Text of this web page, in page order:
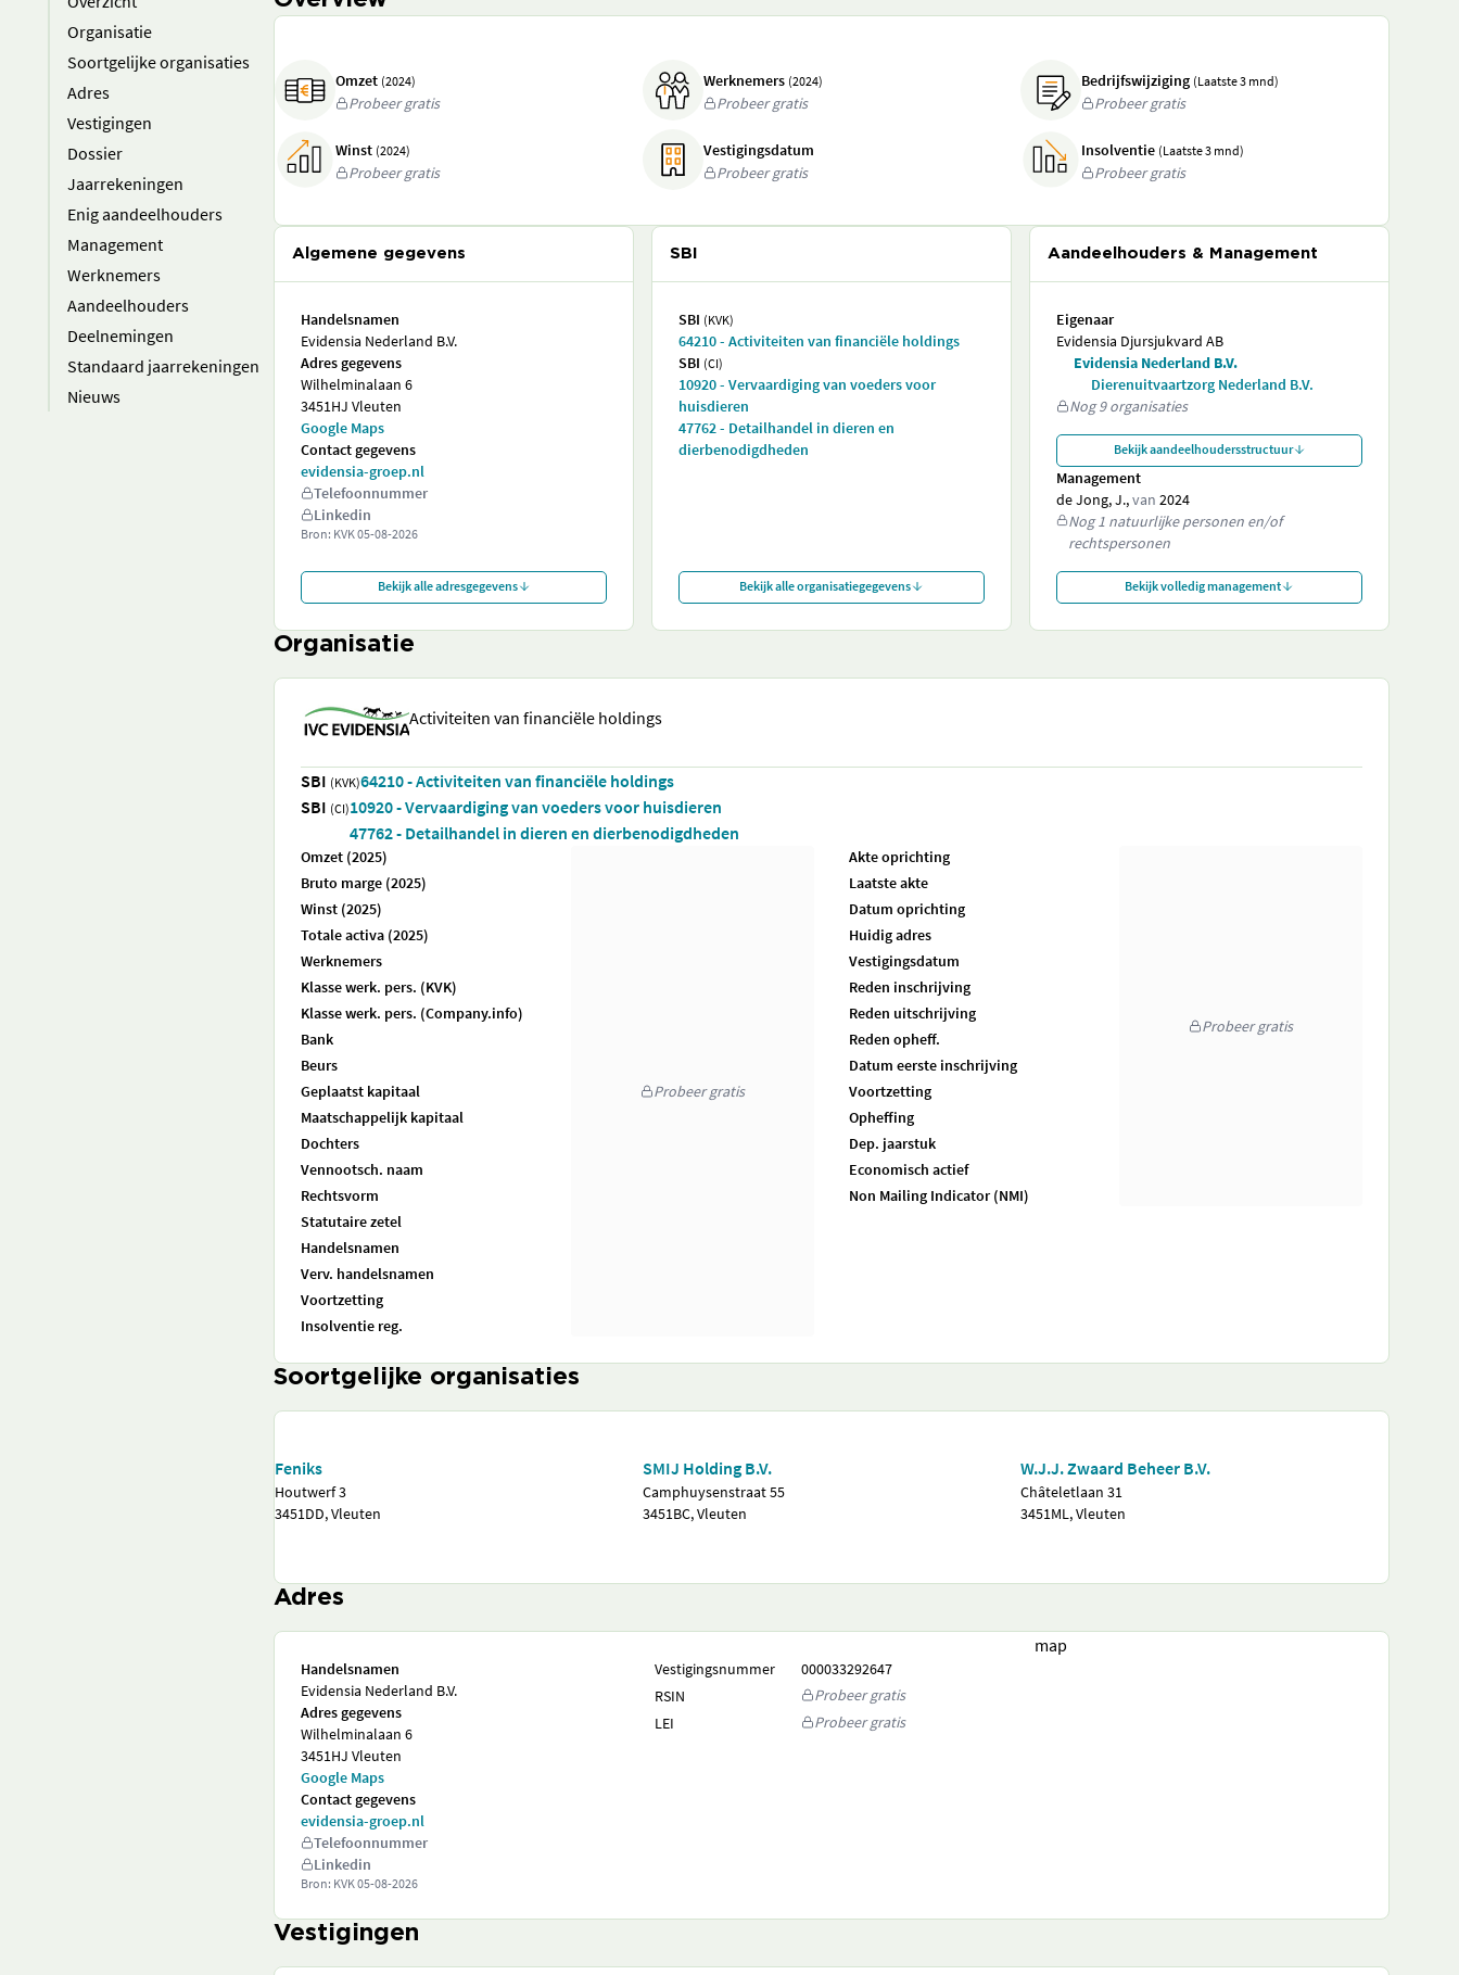
Organisatie
Soortgelijke organisaties
Adres
Vestigingen
Dossier
Jaarrekeningen
Enig aandeelhouders
Management
Werknemers
Aandeelhouders
Deelnemingen
Standaard jaarrekeningen
Nieuws
Omzet (2024)
Probeer gratis
Werknemers (2024)
Probeer gratis
Bedrijfswijziging (Laatste 3 mnd)
Probeer gratis
Winst (2024)
Probeer gratis
Vestigingsdatum
Probeer gratis
Insolventie (Laatste 3 mnd)
Probeer gratis
Algemene gegevens
Handelsnamen
Evidensia Nederland B.V.
Adres gegevens
Wilhelminalaan 6
3451HJ Vleuten
Google Maps
Contact gegevens
evidensia-groep.nl
Telefoonnummer
Linkedin
Bron: KVK05-08-2026
Bekijk alle adresgegevens
SBI
SBI (KVK)
64210 - Activiteiten van financiële holdings
SBI (CI)
10920 - Vervaardiging van voeders voor
huisdieren
47762 - Detailhandel in dieren en
dierbenodigdheden
Bekijk alle organisatiegegevens
Aandeelhouders & Management
Eigenaar
Evidensia Djursjukvard AB
Evidensia Nederland B.V.
Dierenuitvaartzorg Nederland B.V.
Nog 9 organisaties
Bekijk aandeelhoudersstructuur
Management
de Jong, J.,van 2024
Nog 1 natuurlijke personen en/of
rechtspersonen
Bekijk volledig management
Organisatie
Activiteiten van financiële holdings
SBI (KVK)64210 - Activiteiten van financiële holdings
SBI (CI)10920 - Vervaardiging van voeders voor huisdieren
47762 - Detailhandel in dieren en dierbenodigdheden
Omzet (2025)
Bruto marge (2025)
Winst (2025)
Totale activa (2025)
Werknemers
Klasse werk. pers. (KVK)
Klasse werk. pers. (Company.info)
Bank
Beurs
Geplaatst kapitaal
Maatschappelijk kapitaal
Dochters
Vennootsch. naam
Rechtsvorm
Statutaire zetel
Handelsnamen
Verv. handelsnamen
Voortzetting
Insolventie reg.
Probeer gratis
Akte oprichting
Laatste akte
Datum oprichting
Huidig adres
Vestigingsdatum
Reden inschrijving
Reden uitschrijving
Reden opheff.
Datum eerste inschrijving
Voortzetting
Opheffing
Dep. jaarstuk
Economisch actief
Non Mailing Indicator (NMI)
Probeer gratis
Soortgelijke organisaties
Feniks
Houtwerf 3
3451DD, Vleuten
SMIJ Holding B.V.
Camphuysenstraat 55
3451BC, Vleuten
W.J.J. Zwaard Beheer B.V.
Châteletlaan 31
3451ML, Vleuten
Adres
Handelsnamen
Evidensia Nederland B.V.
Adres gegevens
Wilhelminalaan 6
3451HJ Vleuten
Google Maps
Contact gegevens
evidensia-groep.nl
Telefoonnummer
Linkedin
Bron: KVK05-08-2026
Vestigingsnummer
000033292647
RSIN
Probeer gratis
LEI
Probeer gratis
map
Vestigingen